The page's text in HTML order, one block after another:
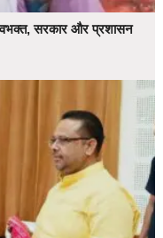
सरकार और प्रशासन